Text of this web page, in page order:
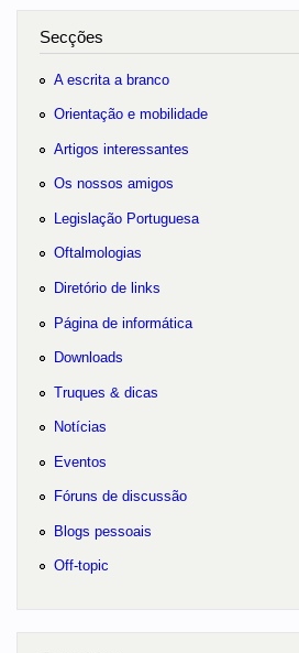
Secções
A escrita a branco
Orientação e mobilidade
Artigos interessantes
Os nossos amigos
Legislação Portuguesa
Oftalmologias
Diretório de links
Página de informática
Downloads
Truques & dicas
Notícias
Eventos
Fóruns de discussão
Blogs pessoais
Off-topic